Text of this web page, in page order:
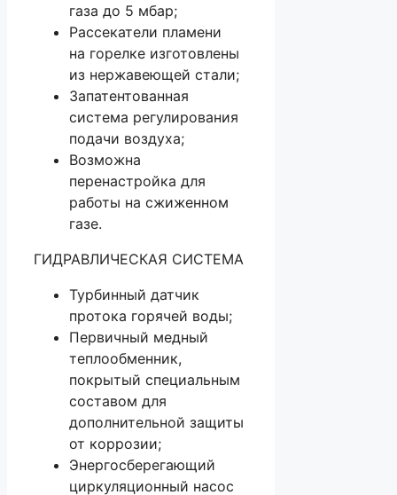
газа до 5 мбар;
Рассекатели пламени
на горелке изготовлены
из нержавеющей стали;
Запатентованная
система регулирования
подачи воздуха;
Возможна
перенастройка для
работы на сжиженном
газе.
ГИДРАВЛИЧЕСКАЯ СИСТЕМА
Турбинный датчик
протока горячей воды;
Первичный медный
теплообменник,
покрытый специальным
составом для
дополнительной защиты
от коррозии;
Энергосберегающий
циркуляционный насос